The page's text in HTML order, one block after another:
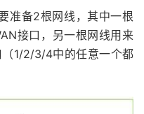
准备2根网线，其中一根
接口，另一根网线用来
1/2/3/4中的任意一个都